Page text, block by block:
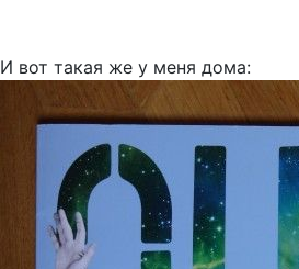
И вот такая же у меня дома: